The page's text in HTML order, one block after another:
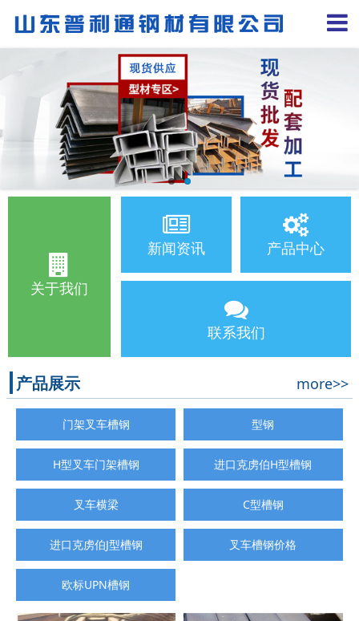
关于我们
新闻资讯 产品中心
联系我们
产品展示 more>>
门架叉车槽钢 型钢
H型叉车门架槽钢 进口克虏伯H型槽钢
叉车横梁 C型槽钢
进口克虏伯J型槽钢 叉车槽钢价格
欧标UPN槽钢